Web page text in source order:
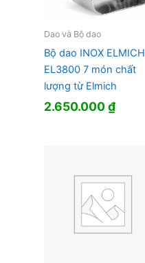
Dao và Bộ dao
Bộ dao INOX ELMICH
EL3800 7 món chất
lượng từ Elmich
2.650.000₫